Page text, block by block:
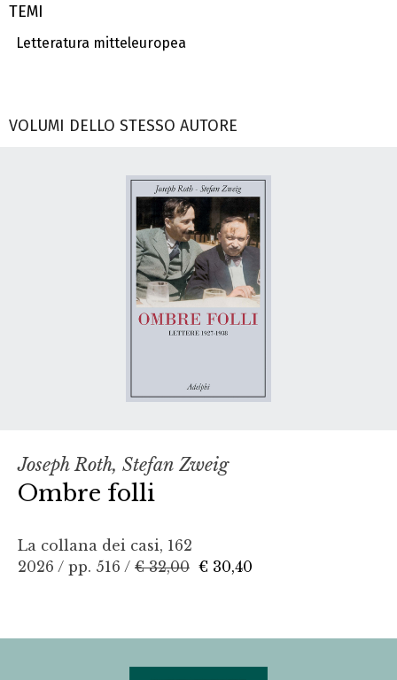
TEMI
Letteratura mitteleuropea
VOLUMI DELLO STESSO AUTORE
Joseph Roth, Stefan Zweig
Ombre folli
La collana dei casi, 162
2026 / pp. 516 / € 32,00 € 30,40